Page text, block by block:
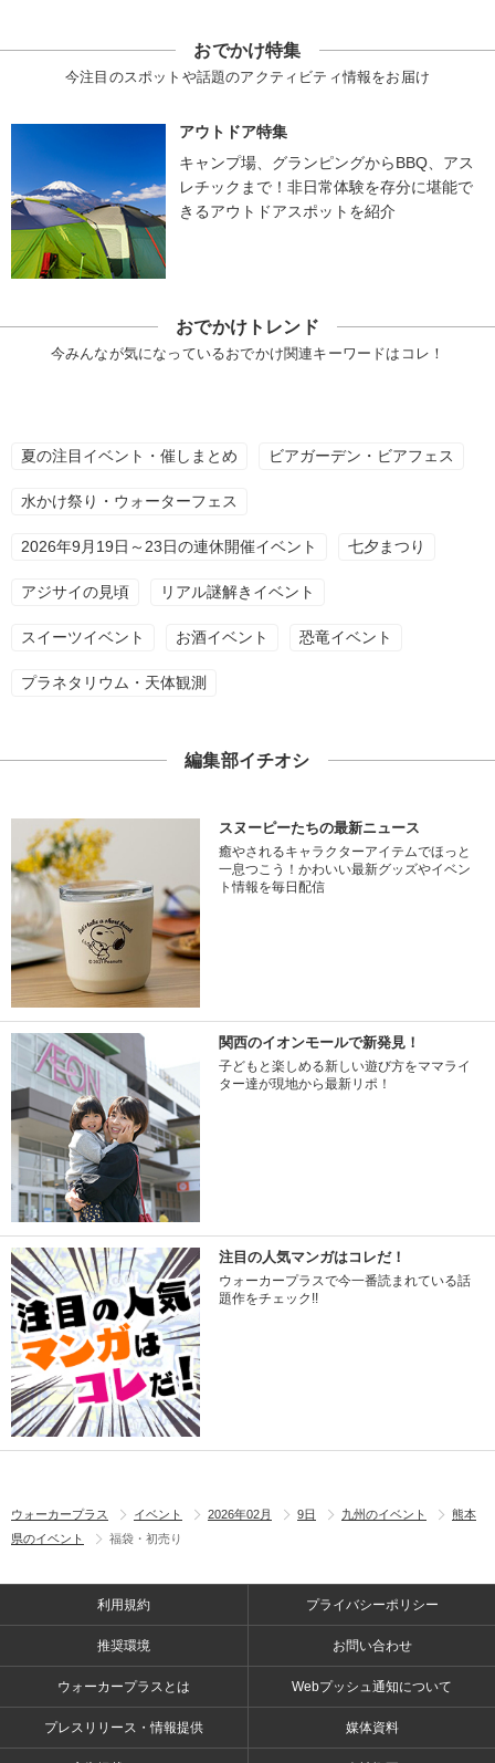
おでかけ特集
今注目のスポットや話題のアクティビティ情報をお届け
アウトドア特集
キャンプ場、グランピングからBBQ、アス
レチックまで！非日常体験を存分に堪能で
きるアウトドアスポットを紹介
おでかけトレンド
今みんなが気になっているおでかけ関連キーワードはコレ！
夏の注目イベント・催しまとめ ビアガーデン・ビアフェス
水かけ祭り・ウォーターフェス
2026年9月19日～23日の連休開催イベント 七夕まつり
アジサイの見頃 リアル謎解きイベント
スイーツイベント お酒イベント 恐竜イベント
プラネタリウム・天体観測
編集部イチオシ
スヌーピーたちの最新ニュース
癒やされるキャラクターアイテムでほっと
一息つこう！かわいい最新グッズやイベン
ト情報を毎日配信
関西のイオンモールで新発見！
子どもと楽しめる新しい遊び方をママライ
ター達が現地から最新リポ！
注目の人気マンガはコレだ！
ウォーカープラスで今一番読まれている話
題作をチェック!!
ウォーカープラス イベント 2026年02月 9日 九州のイベント
熊本
県のイベント
福袋・初売り
利用規約 プライバシーポリシー
推奨環境 お問い合わせ
ウォーカープラスとは Webプッシュ通知について
プレスリリース・情報提供 媒体資料